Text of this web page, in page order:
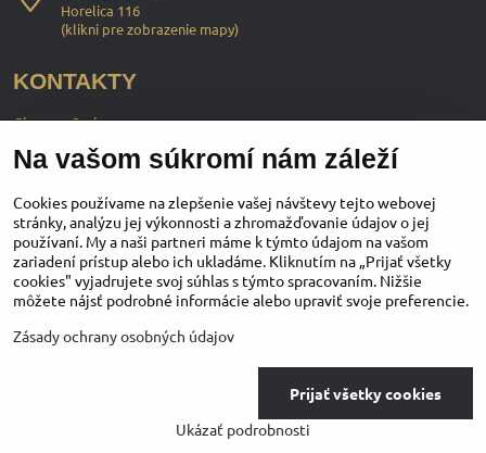
Horelica 116
(klikni pre zobrazenie mapy)
KONTAKTY
ChopperStyle s.r.o.
Ing. Martin Murčo
+421 911 364 555
obchod​@chopperstyle​.sk
Instagram Facebook
Copyright
Zásady ochrany osobných údajov
Vytvorené pomocou:BiznisWeb.sk
Na vašom súkromí nám záleží
Cookies používame na zlepšenie vašej návštevy tejto webovej
stránky, analýzu jej výkonnosti a zhromažďovanie údajov o jej
používaní. My a naši partneri máme k týmto údajom na vašom
zariadení prístup alebo ich ukladáme. Kliknutím na „Prijať všetky
cookies" vyjadrujete svoj súhlas s týmto spracovaním. Nižšie
môžete nájsť podrobné informácie alebo upraviť svoje preferencie.
Zásady ochrany osobných údajov
Ukázať podrobnosti
Prijať všetky cookies